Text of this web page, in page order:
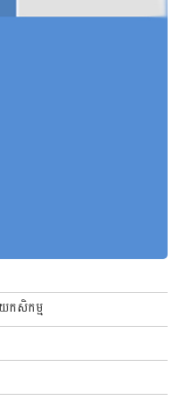
យកសិកម្ម